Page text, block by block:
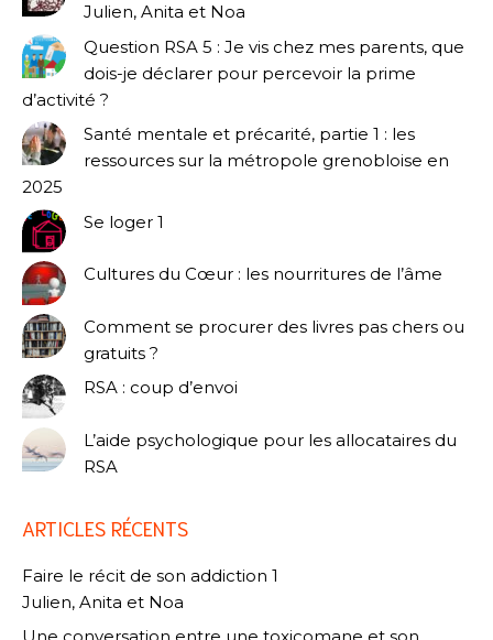
Julien, Anita et Noa
Question RSA 5 : Je vis chez mes parents, que
dois-je déclarer pour percevoir la prime
d’activité ?
Santé mentale et précarité, partie 1 : les
ressources sur la métropole grenobloise en
2025
Se loger 1
Cultures du Cœur : les nourritures de l’âme
Comment se procurer des livres pas chers ou
gratuits ?
RSA : coup d’envoi
L’aide psychologique pour les allocataires du
RSA
ARTICLES RÉCENTS
Faire le récit de son addiction 1
Julien, Anita et Noa